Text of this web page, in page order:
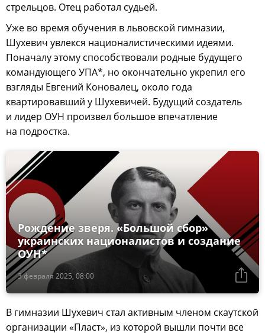
стрельцов. Отец работал судьей.
Уже во время обучения в львовской гимназии,
Шухевич увлекся националистическими идеями.
Поначалу этому способствовали родные будущего
командующего УПА*, но окончательно укрепил его
взгляды Евгений Коновалец, около года
квартировавший у Шухевичей. Будущий создатель
и лидер ОУН произвел большое впечатление
на подростка.
3 февраля 2025, 08:00
Рождение зверя. «Большой сбор»
украинских националистов и создание
ОУН*
В гимназии Шухевич стал активным членом скаутской
организации «Пласт», из которой вышли почти все